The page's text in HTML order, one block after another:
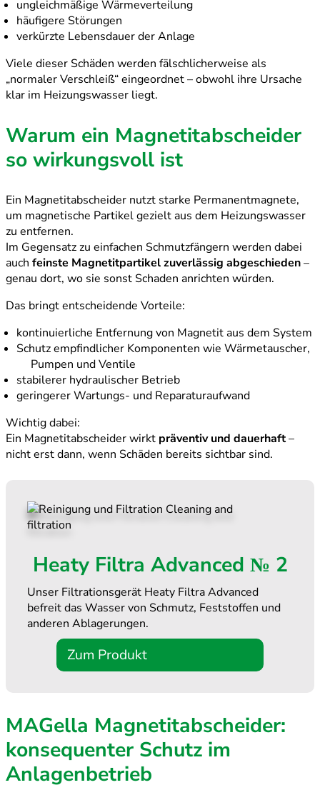
ungleichmäßige Wärmeverteilung
häufigere Störungen
verkürzte Lebensdauer der Anlage
Viele dieser Schäden werden fälschlicherweise als
„normaler Verschleiß“ eingeordnet – obwohl ihre Ursache
klar im Heizungswasser liegt.
Warum ein Magnetitabscheider
so wirkungsvoll ist
Ein Magnetitabscheider nutzt starke Permanentmagnete,
um magnetische Partikel gezielt aus dem Heizungswasser
zu entfernen.
Im Gegensatz zu einfachen Schmutzfängern werden dabei
auch feinste Magnetitpartikel zuverlässig abgeschieden–
genau dort, wo sie sonst Schaden anrichten würden.
Das bringt entscheidende Vorteile:
kontinuierliche Entfernung von Magnetit aus dem System
Schutz empfindlicher Komponenten wie Wärmetauscher,
Pumpen und Ventile
stabilerer hydraulischer Betrieb
geringerer Wartungs- und Reparaturaufwand
Wichtig dabei:
Ein Magnetitabscheider wirkt präventiv und dauerhaft–
nicht erst dann, wenn Schäden bereits sichtbar sind.
Heaty Filtra Advanced № 2
Unser Filtrationsgerät Heaty Filtra Advanced
befreit das Wasser von Schmutz, Feststoffen und
anderen Ablagerungen.
Zum Produkt
MAGella Magnetitabscheider:
konsequenter Schutz im
Anlagenbetrieb